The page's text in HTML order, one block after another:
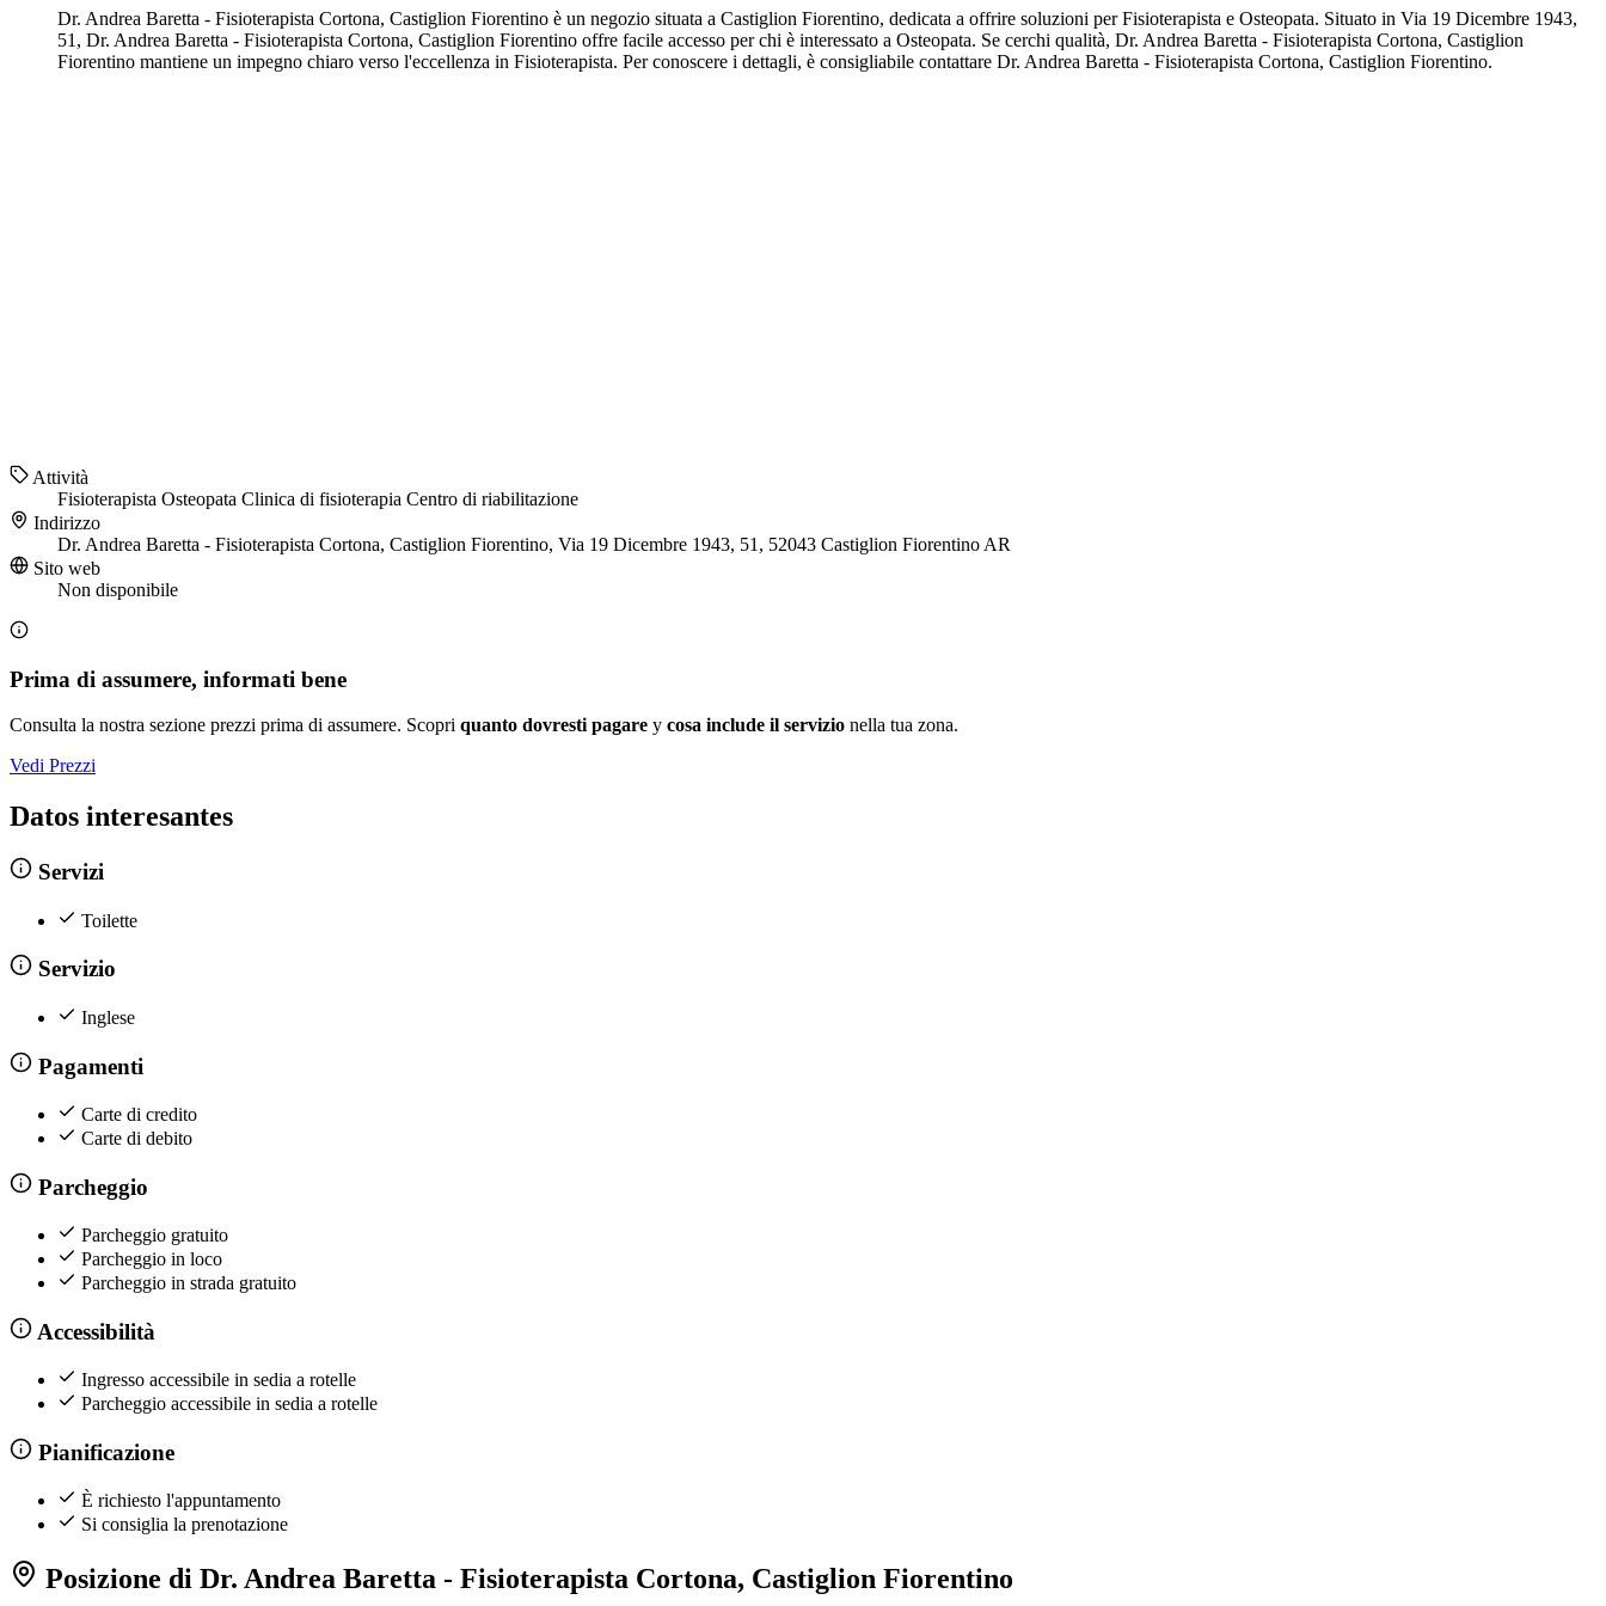
Dr. Andrea Baretta - Fisioterapista Cortona, Castiglion Fiorentino è un negozio situata a Castiglion Fiorentino, dedicata a offrire soluzioni per Fisioterapista e Osteopata. Situato in Via 19 Dicembre 1943,
51, Dr. Andrea Baretta - Fisioterapista Cortona, Castiglion Fiorentino offre facile accesso per chi è interessato a Osteopata. Se cerchi qualità, Dr. Andrea Baretta - Fisioterapista Cortona, Castiglion
Fiorentino mantiene un impegno chiaro verso l'eccellenza in Fisioterapista. Per conoscere i dettagli, è consigliabile contattare Dr. Andrea Baretta - Fisioterapista Cortona, Castiglion Fiorentino.
Attività
Fisioterapista Osteopata Clinica di fisioterapia Centro di riabilitazione
Indirizzo
Dr. Andrea Baretta - Fisioterapista Cortona, Castiglion Fiorentino, Via 19 Dicembre 1943, 51, 52043 Castiglion Fiorentino AR
Sito web
Non disponibile
Prima di assumere, informati bene
Consulta la nostra sezione prezzi prima di assumere. Scopri quanto dovresti pagare y cosa include il servizio nella tua zona.
Vedi Prezzi
Datos interesantes
Servizi
Toilette
Servizio
Inglese
Pagamenti
Carte di credito
Carte di debito
Parcheggio
Parcheggio gratuito
Parcheggio in loco
Parcheggio in strada gratuito
Accessibilità
Ingresso accessibile in sedia a rotelle
Parcheggio accessibile in sedia a rotelle
Pianificazione
È richiesto l'appuntamento
Si consiglia la prenotazione
Posizione di Dr. Andrea Baretta - Fisioterapista Cortona, Castiglion Fiorentino